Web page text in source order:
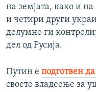
на земјата, како и
и четири други
делумно ги
дел од Русија.
Путин е подготвен
своето владеење за